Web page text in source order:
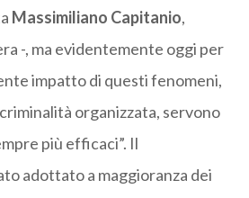
Massimiliano Capitanio,
-, ma evidentemente oggi per
impatto di questi fenomeni,
organizzata, servono
più efficaci”. Il
adottato a maggioranza dei